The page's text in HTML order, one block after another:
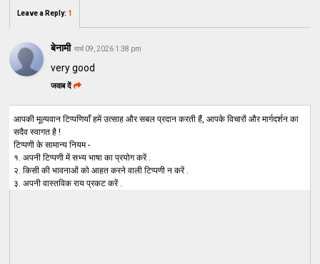
Leave a Reply: 1
बेनामी मार्च 09, 2026 1:38 pm
very good
जवाब दें
आपकी मूल्यवान टिप्पणियाँ हमें उत्साह और सबल प्रदान करती हैं, आपके विचारों और मार्गदर्शन का
सदैव स्वागत है !
टिप्पणी के सामान्य नियम -
१. अपनी टिप्पणी में सभ्य भाषा का प्रयोग करें .
२. किसी की भावनाओं को आहत करने वाली टिप्पणी न करें .
३. अपनी वास्तविक राय प्रकट करें .